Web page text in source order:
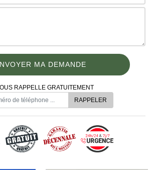
RAPPELLE GRATUITEMENT